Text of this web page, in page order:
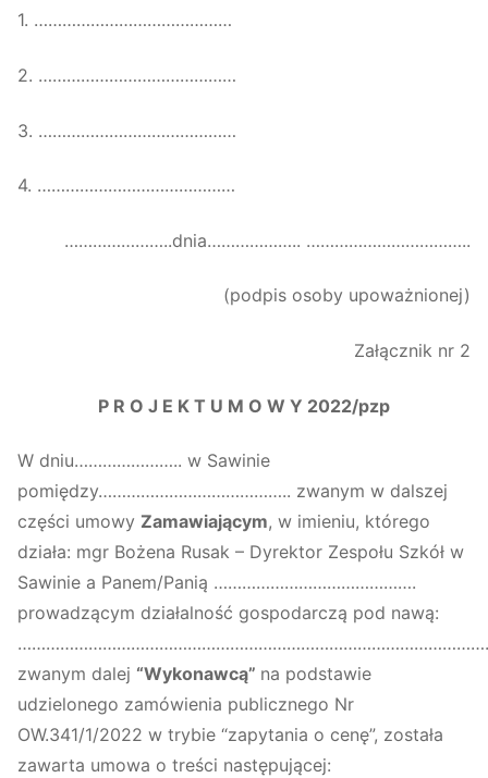
1. ……………………………………
2. ……………………………………
3. ……………………………………
4. ……………………………………
…………………..dnia……………….. ……………………………..
(podpis osoby upoważnionej)
Załącznik nr 2
P R O J E K T U M O W Y 2022/pzp
W dniu………………….. w Sawinie
pomiędzy………………………………….. zwanym w dalszej
części umowy Zamawiającym, w imieniu, którego
działa: mgr Bożena Rusak – Dyrektor Zespołu Szkół w
Sawinie a Panem/Panią …………………………………….
prowadzącym działalność gospodarczą pod nawą:
zwanym dalej “Wykonawcą” na podstawie
udzielonego zamówienia publicznego Nr
OW.341/1/2022 w trybie “zapytania o cenę”, została
zawarta umowa o treści następującej: